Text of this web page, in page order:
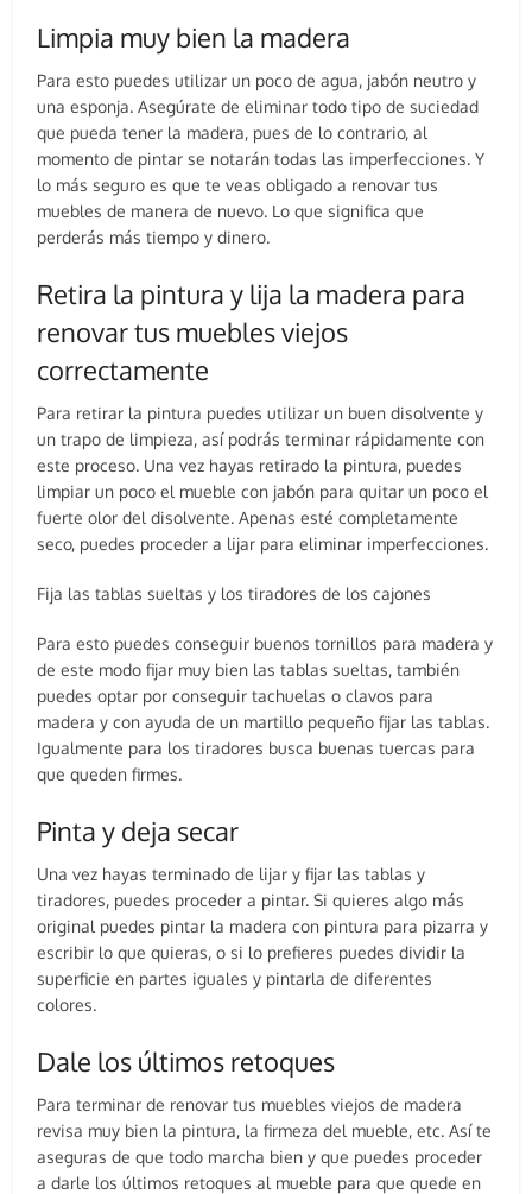
Limpia muy bien la madera
Para esto puedes utilizar un poco de agua, jabón neutro y
una esponja. Asegúrate de eliminar todo tipo de suciedad
que pueda tener la madera, pues de lo contrario, al
momento de pintar se notarán todas las imperfecciones. Y
lo más seguro es que te veas obligado a renovar tus
muebles de manera de nuevo. Lo que significa que
perderás más tiempo y dinero.
Retira la pintura y lija la madera para
renovar tus muebles viejos
correctamente
Para retirar la pintura puedes utilizar un buen disolvente y
un trapo de limpieza, así podrás terminar rápidamente con
este proceso. Una vez hayas retirado la pintura, puedes
limpiar un poco el mueble con jabón para quitar un poco el
fuerte olor del disolvente. Apenas esté completamente
seco, puedes proceder a lijar para eliminar imperfecciones.
Fija las tablas sueltas y los tiradores de los cajones
Para esto puedes conseguir buenos tornillos para madera y
de este modo fijar muy bien las tablas sueltas, también
puedes optar por conseguir tachuelas o clavos para
madera y con ayuda de un martillo pequeño fijar las tablas.
Igualmente para los tiradores busca buenas tuercas para
que queden firmes.
Pinta y deja secar
Una vez hayas terminado de lijar y fijar las tablas y
tiradores, puedes proceder a pintar. Si quieres algo más
original puedes pintar la madera con pintura para pizarra y
escribir lo que quieras, o si lo prefieres puedes dividir la
superficie en partes iguales y pintarla de diferentes
colores.
Dale los últimos retoques
Para terminar de renovar tus muebles viejos de madera
revisa muy bien la pintura, la firmeza del mueble, etc. Así te
aseguras de que todo marcha bien y que puedes proceder
a darle los últimos retoques al mueble para que quede en